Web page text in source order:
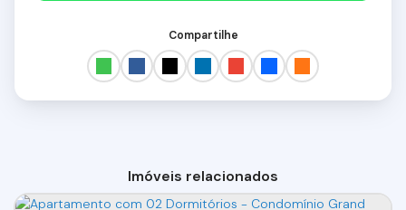
Compartilhe
Imóveis relacionados